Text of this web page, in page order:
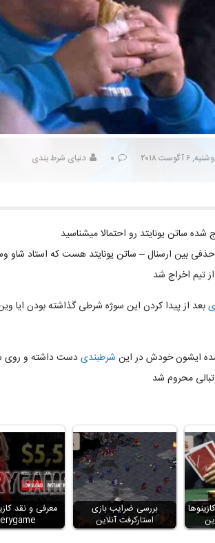
۶ آگوست ۲۰۱۸ ۰ دنیای شرط بندی
ساتن یونایتد رو احتمالا میشناسید
بین ارسنال – ساتن یونایتد هست که استاد شاو
تیم اخراج شد
بعد از پیدا کردن این سوژه شرطی گذاشته بودن ایا
ایشون خودش در این شرطبندیدست داشته و روی
محروم شد
معرفی و نقد
بررسی ضرایب بازی
استارکرفت آنلاین